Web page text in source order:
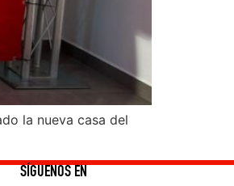
la nueva casa del
SÍGUENOS EN